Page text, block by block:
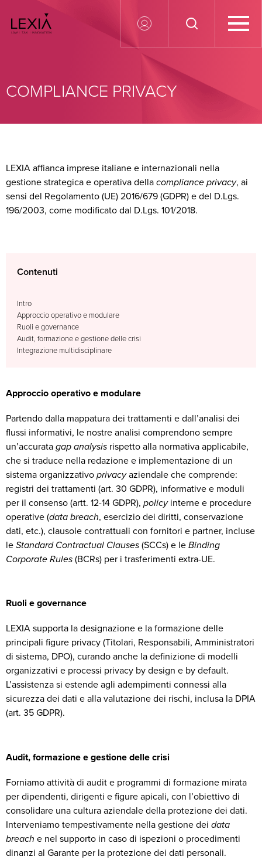
COMPLIANCE PRIVACY
LEXIA affianca imprese italiane e internazionali nella
gestione strategica e operativa dellacompliance privacy, ai
sensi del Regolamento (UE) 2016/679 (GDPR) e del D.Lgs.
196/2003, come modificato dal D.Lgs. 101/2018.
Contenuti
Intro
Approccio operativo e modulare
Ruoli e governance
Audit, formazione e gestione delle crisi
Integrazione multidisciplinare
Approccio operativo e modulare
Partendo dalla mappatura dei trattamenti e dall’analisi dei
flussi informativi, le nostre analisi comprendono sempre
un’accuratagap analysisrispetto alla normativa applicabile,
che si traduce nella redazione e implementazione di un
sistema organizzativoprivacyaziendale che comprende:
registri dei trattamenti (art. 30 GDPR), informative e moduli
per il consenso (artt. 12-14 GDPR), policyinterne e procedure
operative (data breach, esercizio dei diritti, conservazione
dati, etc.), clausole contrattuali con fornitori e partner, incluse
leStandard Contractual Clauses(SCCs) e leBinding
Corporate Rules(BCRs) per i trasferimenti extra-UE.
Ruoli e governance
LEXIA supporta la designazione e la formazione delle
principali figure privacy (Titolari, Responsabili, Amministratori
di sistema, DPO), curando anche la definizione di modelli
organizzativi e processi privacy by design e by default.
L’assistenza si estende agli adempimenti connessi alla
sicurezza dei dati e alla valutazione dei rischi, inclusa la DPIA
(art. 35 GDPR).
Audit, formazione e gestione delle crisi
Forniamo attività di audit e programmi di formazione mirata
per dipendenti, dirigenti e figure apicali, con l’obiettivo di
consolidare una cultura aziendale della protezione dei dati.
Interveniamo tempestivamente nella gestione dei data
breach e nel supporto in caso di ispezioni o procedimenti
dinanzi al Garante per la protezione dei dati personali.